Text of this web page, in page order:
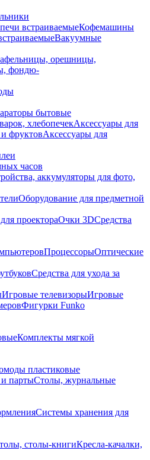
встраиваемыеКофемашины
Вакуумные
орешницы,
фондю-
бытовые
хлебопечекАксессуары для
фруктовАксессуары для
часов
аккумуляторы для фото,
Оборудование для предметной
проектораОчки 3DСредства
ПроцессорыОптические
Средства для ухода за
Игровые телевизорыИгровые
Фигурки Funko
Комплекты мягкой
пластиковые
партыСтолы, журнальные
Системы хранения для
столы-книгиКресла-качалки,